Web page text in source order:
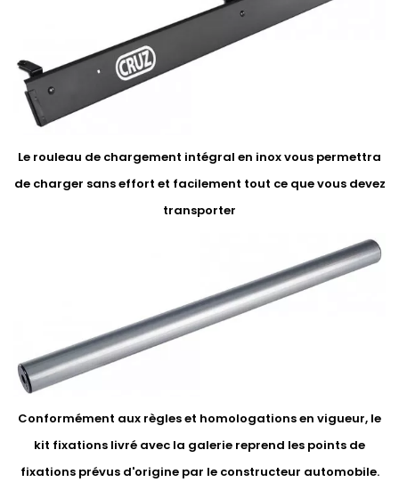
Le rouleau de chargement intégral en inox vous permettra
de charger sans effort et facilement tout ce que vous devez
transporter
Conformément aux règles et homologations en vigueur, le
kit fixations livré avec la galerie reprend les points de
fixations prévus d'origine par le constructeur automobile.